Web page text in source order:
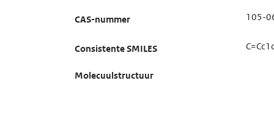
CAS-nummer 105-
Consistente SMILES
Molecuulstructuur